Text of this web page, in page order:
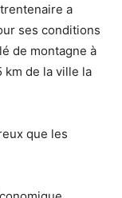
a
ses conditions
de montagne à
km de la ville la
que les